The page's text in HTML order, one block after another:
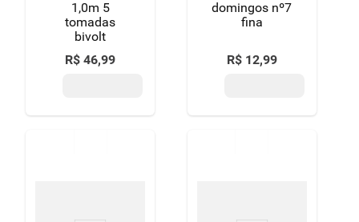
1,0m 5
tomadas
bivolt
R$ 46,99
domingos nº7
fina
R$ 12,99